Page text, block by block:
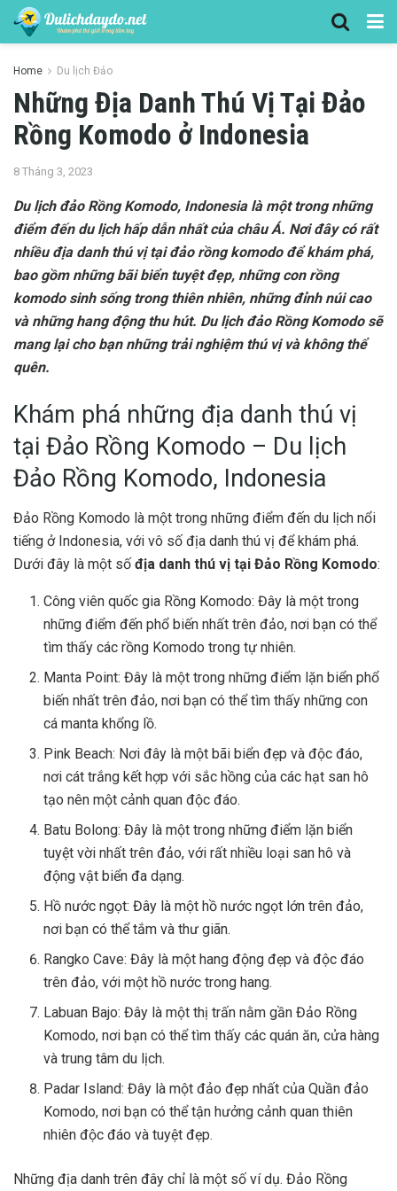
Home Du lịch Đảo
Những Địa Danh Thú Vị Tại Đảo
Rồng Komodo ở Indonesia
8 Tháng 3, 2023
Du lịch đảo Rồng Komodo, Indonesia là một trong những
điểm đến du lịch hấp dẫn nhất của châu Á. Nơi đây có rất
nhiều địa danh thú vị tại đảo rồng komodo để khám phá,
bao gồm những bãi biển tuyệt đẹp, những con rồng
komodo sinh sống trong thiên nhiên, những đỉnh núi cao
và những hang động thu hút. Du lịch đảo Rồng Komodo sẽ
mang lại cho bạn những trải nghiệm thú vị và không thể
quên.
Khám phá những địa danh thú vị
tại Đảo Rồng Komodo – Du lịch
Đảo Rồng Komodo, Indonesia
Đảo Rồng Komodo là một trong những điểm đến du lịch nổi
tiếng ở Indonesia, với vô số địa danh thú vị để khám phá.
Dưới đây là một số địa danh thú vị tại Đảo Rồng Komodo:
Công viên quốc gia Rồng Komodo: Đây là một trong
những điểm đến phổ biến nhất trên đảo, nơi bạn có thể
tìm thấy các rồng Komodo trong tự nhiên.
Manta Point: Đây là một trong những điểm lặn biển phổ
biến nhất trên đảo, nơi bạn có thể tìm thấy những con
cá manta khổng lồ.
Pink Beach: Nơi đây là một bãi biển đẹp và độc đáo,
nơi cát trắng kết hợp với sắc hồng của các hạt san hô
tạo nên một cảnh quan độc đáo.
Batu Bolong: Đây là một trong những điểm lặn biển
tuyệt vời nhất trên đảo, với rất nhiều loại san hô và
động vật biển đa dạng.
Hồ nước ngọt: Đây là một hồ nước ngọt lớn trên đảo,
nơi bạn có thể tắm và thư giãn.
Rangko Cave: Đây là một hang động đẹp và độc đáo
trên đảo, với một hồ nước trong hang.
Labuan Bajo: Đây là một thị trấn nằm gần Đảo Rồng
Komodo, nơi bạn có thể tìm thấy các quán ăn, cửa hàng
và trung tâm du lịch.
Padar Island: Đây là một đảo đẹp nhất của Quần đảo
Komodo, nơi bạn có thể tận hưởng cảnh quan thiên
nhiên độc đáo và tuyệt đẹp.
Những địa danh trên đây chỉ là một số ví dụ. Đảo Rồng